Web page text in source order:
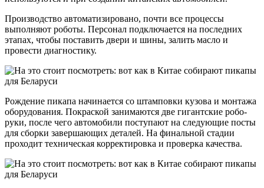
Производство автоматизировано, почти все процессы
выполняют роботы. Персонал подключается на последних
этапах, чтобы поставить двери и шины, залить масло и
провести диагностику.
Рождение пикапа начинается со штамповки кузова и монтажа
оборудования. Покраской занимаются две гигантские робо-
руки, после чего автомобили поступают на следующие посты
для сборки завершающих деталей. На финальной стадии
проходит техническая корректировка и проверка качества.